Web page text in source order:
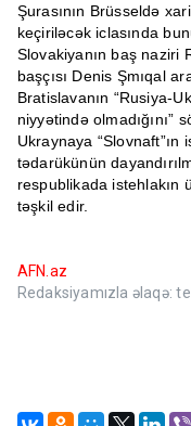
Şurasının Brüsseldə
keçiriləcək iclasında
Slovakiyanın baş naziri
başçısı Denis Şmıqal
Bratislavanın “Rusiya-
niyyətində olmadığını”
Ukraynaya “Slovnaft”ın
tədarükünün
respublikada istehlakın
təşkil edir.
AFN.az
Redaksiyamızla əlaqə: